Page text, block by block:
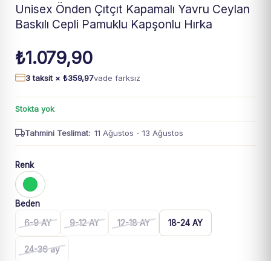
Unisex Önden Çıtçıt Kapamalı Yavru Ceylan
Baskılı Cepli Pamuklu Kapşonlu Hırka
₺1.079,90
3 taksit ×₺359,97vade farksız
Stokta yok
Tahmini Teslimat: 11 Ağustos - 13 Ağustos
Renk
Beden
6-9 AY
9-12 AY 12-18 AY 18-24 AY
24-36 ay